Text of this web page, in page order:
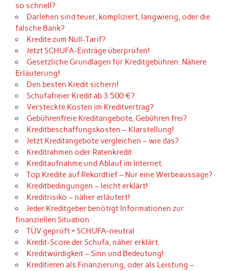
so schnell?
Darlehen sind teuer, kompliziert, langwierig, oder die
falsche Bank?
Kredite zum Null-Tarif?
Jetzt SCHUFA-Einträge überprüfen!
Gesetzliche Grundlagen für Kreditgebühren: Nähere
Erläuterung!
Den besten Kredit sichern!
Schufafreier Kredit ab 3.500 €?
Versteckte Kosten im Kreditvertrag?
Gebührenfreie Kreditangebote, Gebühren frei?
Kreditbeschaffungskosten – Klarstellung!
Jetzt Kreditangebote vergleichen – wie das?
Kreditrahmen oder Ratenkredit
Kreditaufnahme und Ablauf im Internet.
Top Kredite auf Rekordtief – Nur eine Werbeaussage?
Kreditbedingungen – leicht erklärt!
Kreditrisiko – näher erläutert!
Jeder Kreditgeber benötigt Informationen zur
finanziellen Situation
TÜV geprüft + SCHUFA-neutral
Kredit-Score der Schufa, näher erklärt.
Kreditwürdigkeit – Sinn und Bedeutung!
Kreditieren als Finanzierung, oder als Leistung –